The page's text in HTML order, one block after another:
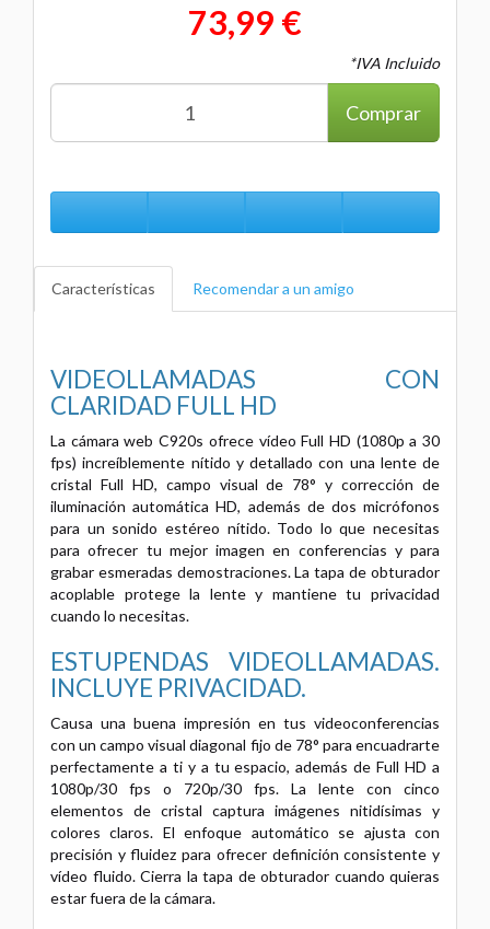
73,99 €
*IVA Incluido
Comprar
Características Recomendar a un amigo
VIDEOLLAMADAS CON
CLARIDAD FULL HD
La cámara web C920s ofrece vídeo Full HD (1080p a 30
fps) increíblemente nítido y detallado con una lente de
cristal Full HD, campo visual de 78° y corrección de
iluminación automática HD, además de dos micrófonos
para un sonido estéreo nítido. Todo lo que necesitas
para ofrecer tu mejor imagen en conferencias y para
grabar esmeradas demostraciones. La tapa de obturador
acoplable protege la lente y mantiene tu privacidad
cuando lo necesitas.
ESTUPENDAS VIDEOLLAMADAS.
INCLUYE PRIVACIDAD.
Causa una buena impresión en tus videoconferencias
con un campo visual diagonal fijo de 78° para encuadrarte
perfectamente a ti y a tu espacio, además de Full HD a
1080p/30 fps o 720p/30 fps. La lente con cinco
elementos de cristal captura imágenes nitidísimas y
colores claros. El enfoque automático se ajusta con
precisión y fluidez para ofrecer definición consistente y
vídeo fluido. Cierra la tapa de obturador cuando quieras
estar fuera de la cámara.